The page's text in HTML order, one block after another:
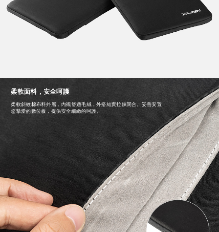
柔軟面料，安全呵護
柔軟斜紋棉布料外層，內襯舒適毛絨，外搭結實拉鍊閉合。妥善安置
您摯愛的數位板，提供安全細緻的呵護。